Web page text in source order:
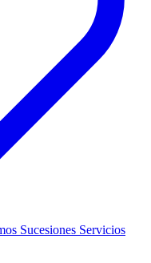
Sucesiones Servicios